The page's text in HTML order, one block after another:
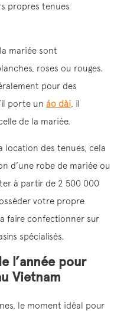
propres tenues
mariée sont
roses ou rouges.
pour des
porte un áo dài , il
de la mariée.
location des tenues, cela
d’une robe de mariée ou
à partir de 2 500 000
votre propre
faire confectionner sur
spécialisés.
l’année pour
Vietnam
le moment idéal pour